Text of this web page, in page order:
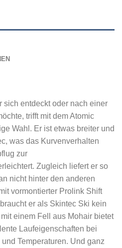
sich entdeckt oder nach einer
trifft mit dem Atomic
Wahl. Er ist etwas breiter und
was das Kurvenverhalten
zur
Zugleich liefert er so
nicht hinter den anderen
vormontierter Prolink Shift
er als Skintec Ski kein
einem Fell aus Mohair bietet
Laufeigenschaften bei
Temperaturen. Und ganz